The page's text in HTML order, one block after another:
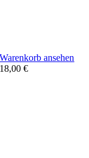
Warenkorb ansehen
18,00€